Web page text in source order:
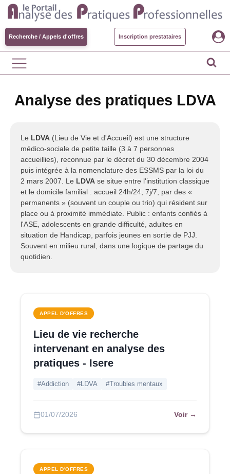
Recherche / Appels d'offres Inscription prestataires
Analyse des pratiques LDVA
Le LDVA (Lieu de Vie et d'Accueil) est une structure
médico-sociale de petite taille (3 à 7 personnes
accueillies), reconnue par le décret du 30 décembre 2004
puis intégrée à la nomenclature des ESSMS par la loi du
2 mars 2007. Le LDVA se situe entre l'institution classique
et le domicile familial : accueil 24h/24, 7j/7, par des «
permanents » (souvent un couple ou trio) qui résident sur
place ou à proximité immédiate. Public : enfants confiés à
l'ASE, adolescents en grande difficulté, adultes en
situation de Handicap, parfois jeunes en sortie de PJJ.
Souvent en milieu rural, dans une logique de partage du
quotidien.
APPEL D'OFFRES
Lieu de vie recherche
intervenant en analyse des
pratiques - Isere
#Addiction #LDVA #Troubles mentaux
01/07/2026 Voir →
APPEL D'OFFRES